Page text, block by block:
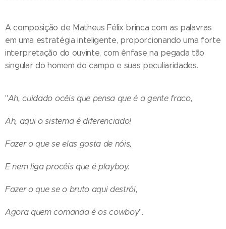
A composição de Matheus Félix brinca com as palavras
em uma estratégia inteligente, proporcionando uma forte
interpretação do ouvinte, com ênfase na pegada tão
singular do homem do campo e suas peculiaridades.
"Ah, cuidado ocêis que pensa que é a gente fraco,
Ah, aqui o sistema é diferenciado!
Fazer o que se elas gosta de nóis,
E nem liga procêis que é playboy.
Fazer o que se o bruto aqui destrói,
Agora quem comanda é os cowboy".